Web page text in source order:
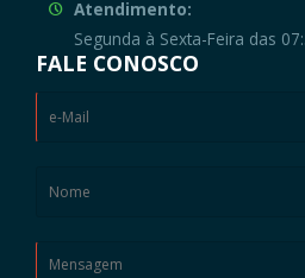
Atendimento:
Segunda à Sexta-Feira das
FALE CONOSCO